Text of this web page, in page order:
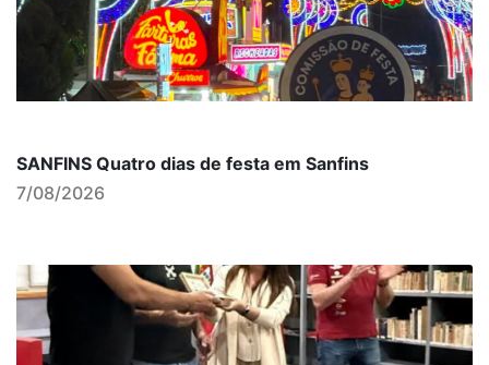
SANFINS Quatro dias de festa em Sanfins
7/08/2026